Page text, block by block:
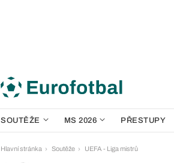
SOUTĚŽE MS 2026 PŘESTUPY
Hlavní stránka Soutěže UEFA - Liga mistrů